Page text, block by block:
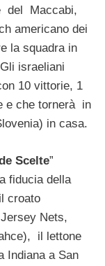
del Maccabi,
americano dei
la squadra in
israeliani
10 vittorie, 1
e che tornerà in
in casa.
Scelte”
fiducia della
croato
Nets,
il lettone
Indiana a San